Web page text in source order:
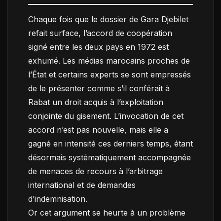
Chaque fois que le dossier de Gara Djebilet
refait surface, l’accord de coopération
signé entre les deux pays en 1972 est
exhumé. Les médias marocains proches de
l’État et certains experts se sont empressés
de le présenter comme s’il conférait à
Rabat un droit acquis à l’exploitation
conjointe du gisement. L’invocation de cet
accord n’est pas nouvelle, mais elle a
gagné en intensité ces derniers temps, étant
désormais systématiquement accompagnée
de menaces de recours à l’arbitrage
international et de demandes
d’indemnisation.
Or cet argument se heurte à un problème